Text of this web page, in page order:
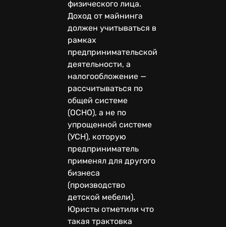
физического лица.
Доход от майнинга
должен учитываться в
рамках
предпринимательской
деятельности, а
налогообложение —
рассчитываться по
общей системе
(ОСНО), а не по
упрощенной системе
(УСН), которую
предприниматель
применял для другого
бизнеса
(производство
детской мебели).
Юристы отметили что
такая трактовка